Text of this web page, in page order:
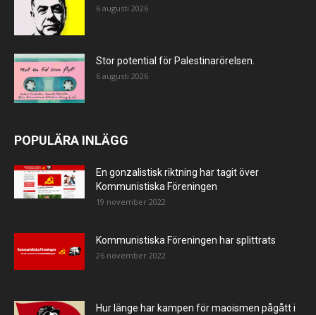
6 augusti 2026
Stor potential för Palestinarörelsen.
6 augusti 2026
POPULÄRA INLÄGG
En gonzalistisk riktning har tagit över
Kommunistiska Föreningen
19 november 2022
Kommunistiska Föreningen har splittrats
26 november 2022
Hur länge har kampen för maoismen pågått i